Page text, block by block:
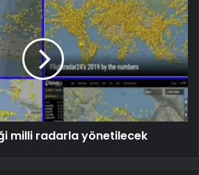
milli radarla yönetilecek